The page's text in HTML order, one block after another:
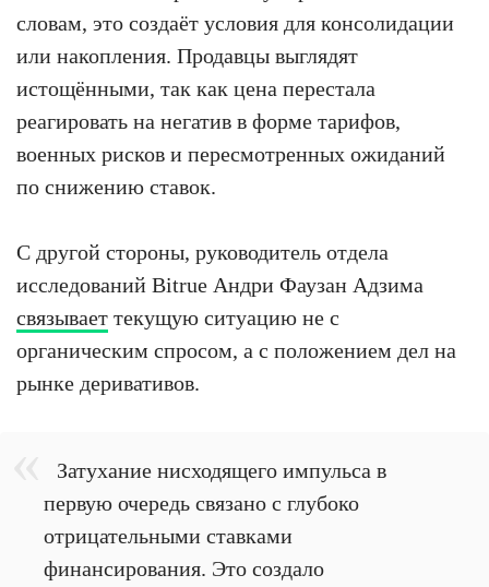
словам, это создаёт условия для консолидации
или накопления. Продавцы выглядят
истощёнными, так как цена перестала
реагировать на негатив в форме тарифов,
военных рисков и пересмотренных ожиданий
по снижению ставок.
С другой стороны, руководитель отдела
исследований Bitrue Андри Фаузан Адзима
связывает текущую ситуацию не с
органическим спросом, а с положением дел на
рынке деривативов.
Затухание нисходящего импульса в
первую очередь связано с глубоко
отрицательными ставками
финансирования. Это создало